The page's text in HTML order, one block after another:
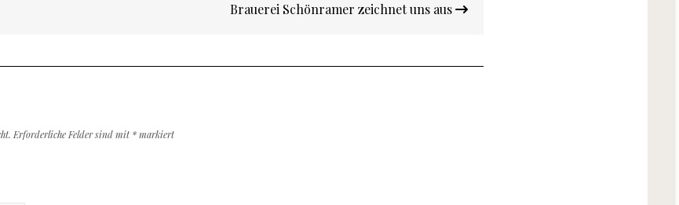
Brauerei Schönramer zeichnet uns aus
Erforderliche Felder sind mit *markiert